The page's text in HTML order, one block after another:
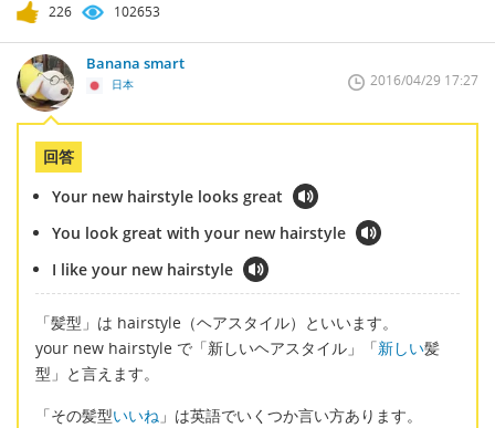
226 102653
Banana smart
日本 2016/04/29 17:27
回答
Your new hairstyle looks great
You look great with your new hairstyle
I like your new hairstyle
「髪型」は hairstyle（ヘアスタイル）といいます。
your new hairstyle で「新しいヘアスタイル」「新しい髪
型」と言えます。
「その髪型いいね 」は英語でいくつか言い方あります。